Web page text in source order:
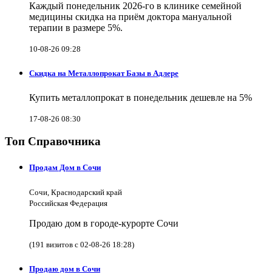
Каждый понедельник 2026-го в клинике семейной
медицины скидка на приём доктора мануальной
терапии в размере 5%.
10-08-26 09:28
Скидка на Металлопрокат Базы в Адлере
Купить металлопрокат в понедельник дешевле на 5%
17-08-26 08:30
Топ Справочника
Продам Дом в Сочи
Сочи, Краснодарский край
Российская Федерация
Продаю дом в городе-курорте Сочи
(191 визитов с 02-08-26 18:28)
Продаю дом в Сочи